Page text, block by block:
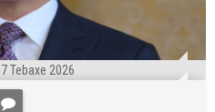
Tebaxe 2026